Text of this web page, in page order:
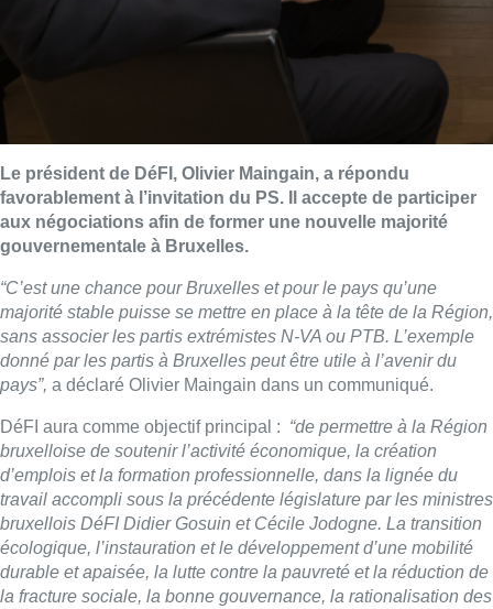
Le président de DéFI, Olivier Maingain, a répondu
favorablement à l’invitation du PS. Il accepte de participer
aux négociations afin de former une nouvelle majorité
gouvernementale à Bruxelles.
“C’est une chance pour Bruxelles et pour le pays qu’une
majorité stable puisse se mettre en place à la tête de la Région,
sans associer les partis extrémistes N-VA ou PTB. L’exemple
donné par les partis à Bruxelles peut être utile à l’avenir du
pays”, a déclaré Olivier Maingain dans un communiqué.
DéFI aura comme objectif principal : “de permettre à la Région
bruxelloise de soutenir l’activité économique, la création
d’emplois et la formation professionnelle, dans la lignée du
travail accompli sous la précédente législature par les ministres
bruxellois DéFI Didier Gosuin et Cécile Jodogne. La transition
écologique, l’instauration et le développement d’une mobilité
durable et apaisée, la lutte contre la pauvreté et la réduction de
la fracture sociale, la bonne gouvernance, la rationalisation des